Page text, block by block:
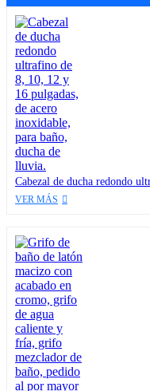
Cabezal de ducha redondo
VER MÁS